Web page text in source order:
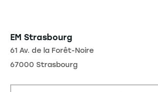
EM Strasbourg
61 Av. de la Forêt-Noire
67000 Strasbourg